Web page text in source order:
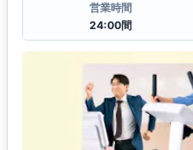
営業時間
24:00間